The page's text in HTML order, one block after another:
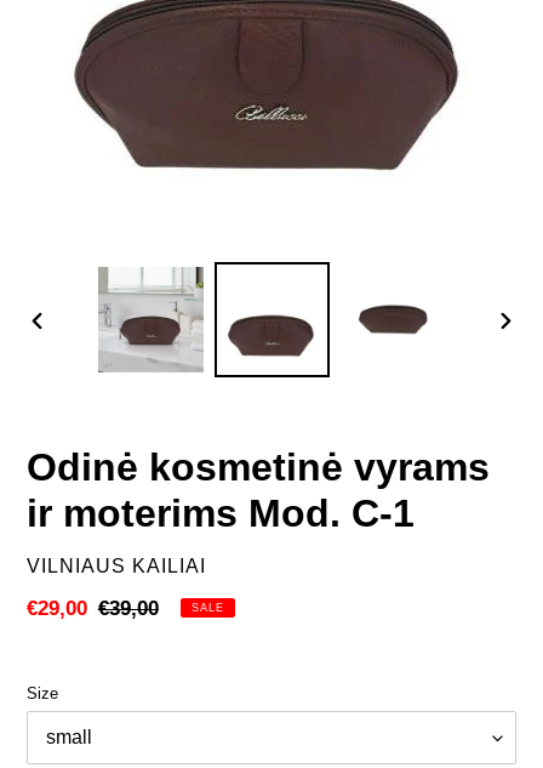
PREVIOUS
Odinė kosmetinė vyrams
ir moterims Mod. C-1
VENDOR
VILNIAUS KAILIAI
Sale
€29,00 Regular
€39,00 SALE
Size